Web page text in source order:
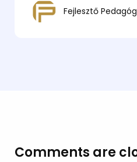
Fejlesztő
Comments are